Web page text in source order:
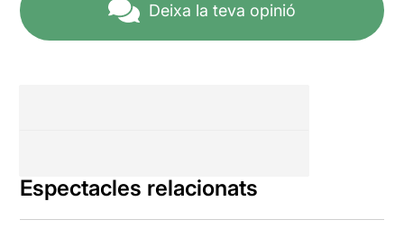
Deixa la teva opinió
Espectacles relacionats